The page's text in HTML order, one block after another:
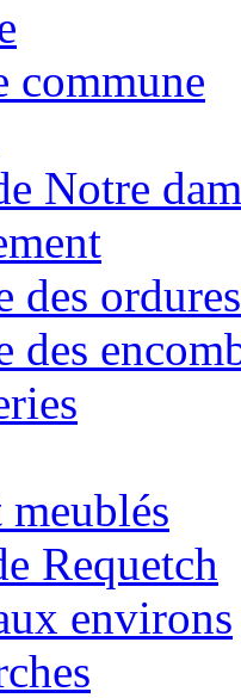
commune
Notre
des ordures
des
meublés
Requetch
environs